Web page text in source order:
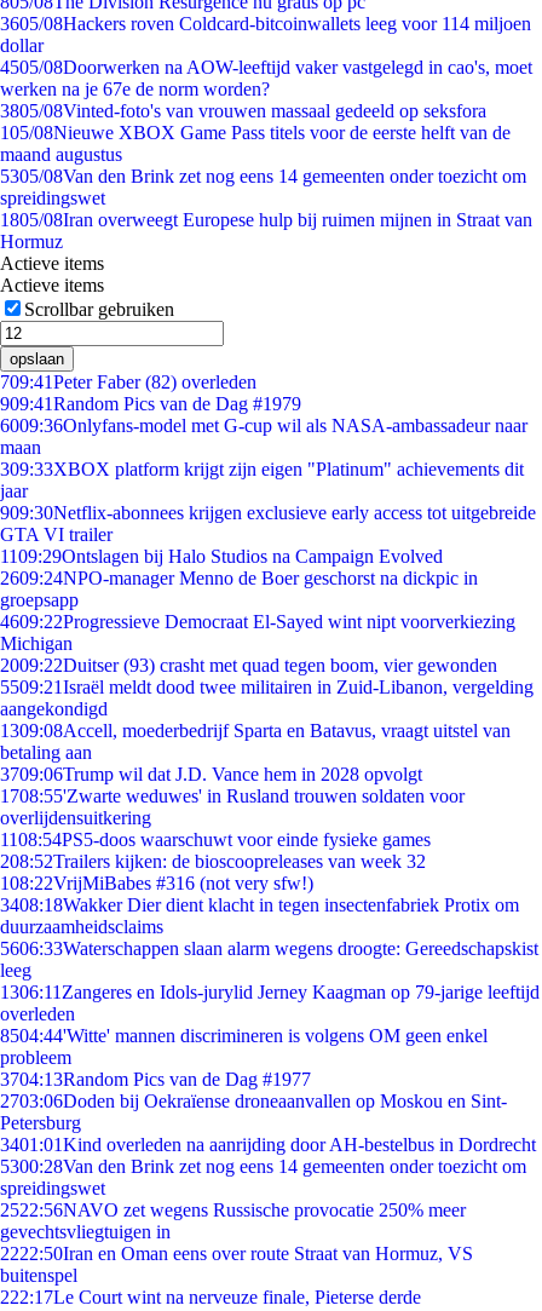
3605/08Hackers roven Coldcard-bitcoinwallets leeg voor 114 miljoen
dollar
4505/08Doorwerken na AOW-leeftijd vaker vastgelegd in cao's, moet
werken na je 67e de norm worden?
3805/08Vinted-foto's van vrouwen massaal gedeeld op seksfora
105/08Nieuwe XBOX Game Pass titels voor de eerste helft van de
maand augustus
5305/08Van den Brink zet nog eens 14 gemeenten onder toezicht om
spreidingswet
1805/08Iran overweegt Europese hulp bij ruimen mijnen in Straat van
Hormuz
Actieve items
Actieve items
Scrollbar gebruiken
opslaan
709:41Peter Faber (82) overleden
909:41Random Pics van de Dag #1979
6009:36Onlyfans-model met G-cup wil als NASA-ambassadeur naar
maan
309:33XBOX platform krijgt zijn eigen "Platinum" achievements dit
jaar
909:30Netflix-abonnees krijgen exclusieve early access tot uitgebreide
GTA VI trailer
1109:29Ontslagen bij Halo Studios na Campaign Evolved
2609:24NPO-manager Menno de Boer geschorst na dickpic in
groepsapp
4609:22Progressieve Democraat El-Sayed wint nipt voorverkiezing
Michigan
2009:22Duitser (93) crasht met quad tegen boom, vier gewonden
5509:21Israël meldt dood twee militairen in Zuid-Libanon, vergelding
aangekondigd
1309:08Accell, moederbedrijf Sparta en Batavus, vraagt uitstel van
betaling aan
3709:06Trump wil dat J.D. Vance hem in 2028 opvolgt
1708:55'Zwarte weduwes' in Rusland trouwen soldaten voor
overlijdensuitkering
1108:54PS5-doos waarschuwt voor einde fysieke games
208:52Trailers kijken: de bioscoopreleases van week 32
108:22VrijMiBabes #316 (not very sfw!)
3408:18Wakker Dier dient klacht in tegen insectenfabriek Protix om
duurzaamheidsclaims
5606:33Waterschappen slaan alarm wegens droogte: Gereedschapskist
leeg
1306:11 Zangeres en Idols-jurylid Jerney Kaagman op 79-jarige leeftijd
overleden
8504:44'Witte' mannen discrimineren is volgens OM geen enkel
probleem
3704:13Random Pics van de Dag #1977
2703:06Doden bij Oekraïense droneaanvallen op Moskou en Sint-
Petersburg
3401:01Kind overleden na aanrijding door AH-bestelbus in Dordrecht
5300:28Van den Brink zet nog eens 14 gemeenten onder toezicht om
spreidingswet
2522:56NAVO zet wegens Russische provocatie 250% meer
gevechtsvliegtuigen in
2222:50Iran en Oman eens over route Straat van Hormuz, VS
buitenspel
222:17Le Court wint na nerveuze finale, Pieterse derde